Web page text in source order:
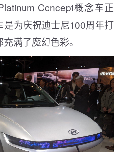
Concept概念车正
是为庆祝迪士尼100周年打
满了魔幻色彩。